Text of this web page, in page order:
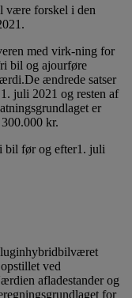
være forskel i den
med virk-ning for
bil og ajourføre
ændrede satser
juli 2021 og resten af
er
kr.
bil før og efter1. juli
ved
afladestander og
for